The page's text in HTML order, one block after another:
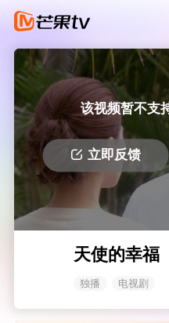
该视频暂不支
立即反馈
天使的幸福
独播 电视剧